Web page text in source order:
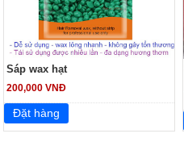
Sáp wax hạt
200,000 VNĐ